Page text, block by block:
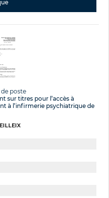
de poste
sur titres pour l’accès à
à l’infirmerie psychiatrique de